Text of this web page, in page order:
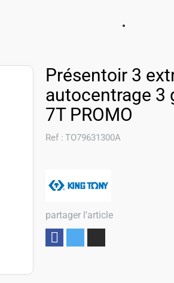
Présentoir 3
autocentrage 3
7T PROMO
Ref : TO79631300A
partager l'article